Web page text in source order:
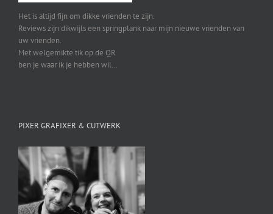
Het is altijd fijn om dikke vrienden te zijn.
Reviews zijn dikwijls een springplank naar mijn nieuwe vrienden van
uw vrienden.
Met welgemikte tik op de QR
ben je waar ik je hebben wil…
PIXER GRAFIXER & CUTWERK